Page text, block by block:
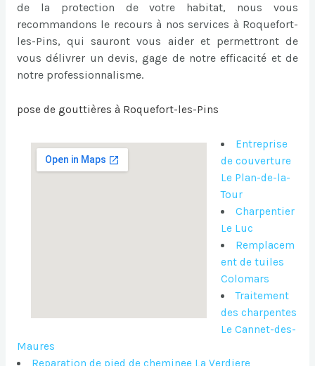
de la protection de votre habitat, nous vous
recommandons le recours à nos services à Roquefort-
les-Pins, qui sauront vous aider et permettront de
vous délivrer un devis, gage de notre efficacité et de
notre professionnalisme.
pose de gouttières à Roquefort-les-Pins
Entreprise
de couverture
Le Plan-de-la-
Tour
Charpentier
Le Luc
Remplacem
ent de tuiles
Colomars
Traitement
des charpentes
Le Cannet-des-
Maures
Reparation de pied de cheminee La Verdiere